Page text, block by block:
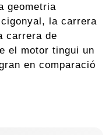
geometria
la carrera
carrera de
el motor tingui un
en comparació